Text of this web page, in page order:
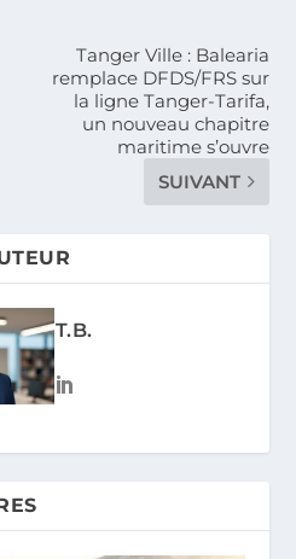
Tanger Ville : Balearia
remplace DFDS/FRS sur
la ligne Tanger-Tarifa,
un nouveau chapitre
maritime s’ouvre
SUIVANT
T.B.